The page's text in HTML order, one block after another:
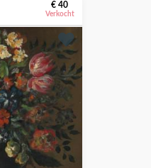
€ 40
Verkocht